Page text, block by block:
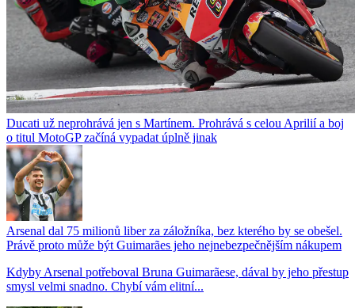
Ducati už neprohrává jen s Martínem. Prohrává s celou Aprilií a boj
o titul MotoGP začíná vypadat úplně jinak
Arsenal dal 75 milionů liber za záložníka, bez kterého by se obešel.
Právě proto může být Guimarães jeho nejnebezpečnějším nákupem
Kdyby Arsenal potřeboval Bruna Guimarãese, dával by jeho přestup
smysl velmi snadno. Chybí vám elitní...